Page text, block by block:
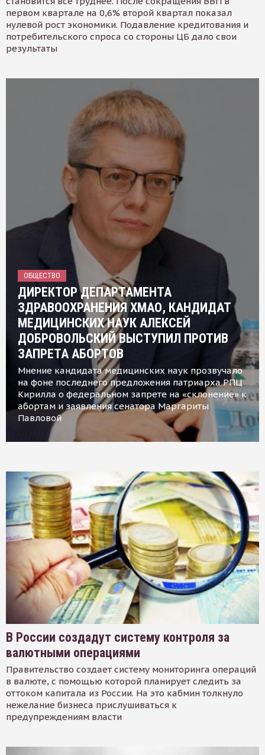
первом квартале на 0,6% второй квартал показал
нулевой рост экономики. Подавление кредитования и
потребительского спроса со стороны ЦБ дало свои
результаты
ОБЩЕСТВО
ДИРЕКТОР ДЕПАРТАМЕНТА
ЗДРАВООХРАНЕНИЯ ХМАО, КАНДИДАТ
МЕДИЦИНСКИХ НАУК АЛЕКСЕЙ
ДОБРОВОЛЬСКИЙ ВЫСТУПИЛ ПРОТИВ
ЗАПРЕТА АБОРТОВ
Мнение кандидата медицинских наук прозвучало
на фоне последнего предложения патриарха РПЦ
Кирилла о федеральном запрете на «склонение» к
абортам и заявления сенатора Маргариты
Павловой
В России создадут систему контроля за
валютными операциями
Правительство создает систему мониторинга операций
в валюте, с помощью которой планирует следить за
оттоком капитала из России. На это кабмин толкнуло
нежелание бизнеса прислушиваться к
предупреждениям власти